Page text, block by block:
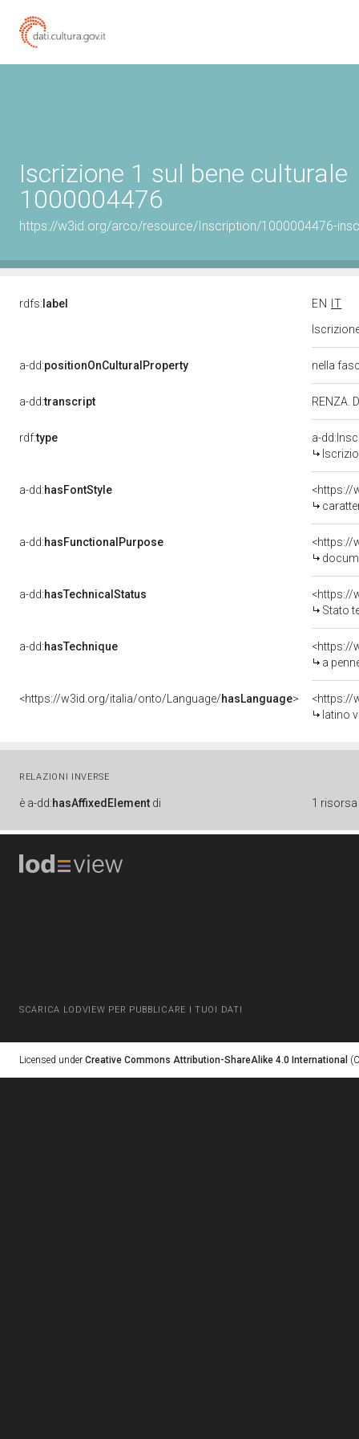
Iscrizione 1 sul bene culturale
1000004476
https://w3id.org/arco/resource/Inscription/1000004476-
rdfs: label EN
IT
a-dd:positionOnCulturalProperty nella
a-dd:transcript RENZA.
rdf:type
a-
a-dd:hasFontStyle
<https://
a-dd:hasFunctionalPurpose
<https://
a-dd:hasTechnicalStatus
Stato
a-dd:hasTechnique
<https://
a
<https://w3id.org/italia/onto/Language/hasLanguage>
<https://
latino
RELAZIONI INVERSE
è a-dd:hasAffixedElement di 1 risorsa
SCARICA LODVIEW PER PUBBLICARE I TUOI DATI
Licensed under Creative Commons Attribution-ShareAlike 4.0 International